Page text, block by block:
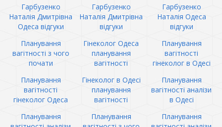
Гарбузенко
Наталія Дмитрівна
Одеса відгуки
Гарбузенко
Наталія Дмитрівна
відгуки
Гарбузенко
Наталія Одеса
відгуки
Планування
вагітності з чого
почати
Гінеколог Одеса
планування
вагітності
Планування
вагітності
гінеколог в Одесі
Планування
вагітності
гінеколог Одеса
Гінеколог в Одесі
планування
вагітності
Планування
вагітності аналізи
в Одесі
Планування
Планування
Планування